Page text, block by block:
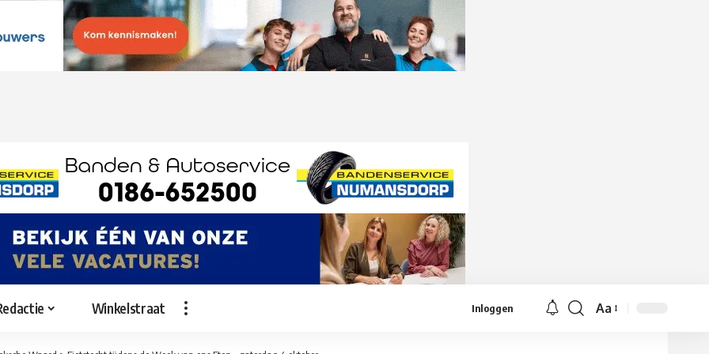
Winkelstraat Inloggen
Lettergrootte
Aa